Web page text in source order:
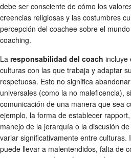
debe ser consciente de cómo los
creencias religiosas y las costumbres
percepción del coachee sobre el
coaching.
La responsabilidad del coach incluye
culturas con las que trabaja y adaptar
respetuosa. Esto no significa
universales (como la no maleficencia),
comunicación de una manera que sea
ejemplo, la forma de establecer
manejo de la jerarquía o la discusión
variar significativamente entre culturas.
puede llevar a malentendidos, falta de